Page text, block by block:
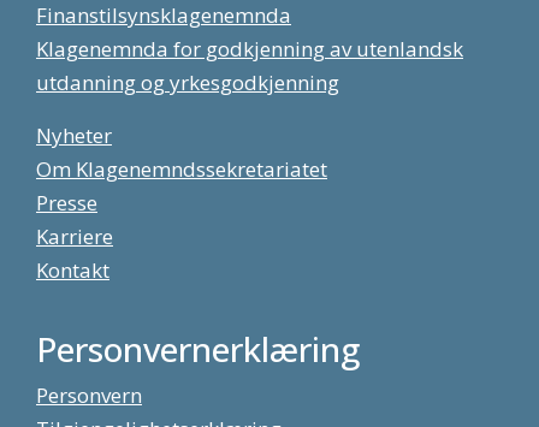
Finanstilsynsklagenemnda
Klagenemnda for godkjenning av utenlandsk
utdanning og yrkesgodkjenning
Nyheter
Om Klagenemndssekretariatet
Presse
Karriere
Kontakt
Personvernerklæring
Personvern